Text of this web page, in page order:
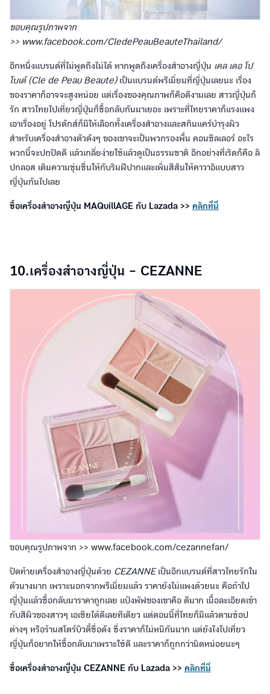
ขอบคุณรูปภาพจาก
>> www.facebook.com/CledePeauBeauteThailand/
อีกหนึ่งแบรนด์ที่ไม่พูดถึงไม่ได้ หากพูดถึงเครื่องสำอางญี่ปุ่น เคล เดอ โป
โบเต้ (Cle de Peau Beaute) เป็นแบรนด์พรีเมี่ยมที่ญี่ปุ่นเลยนะ เรื่อง
ของราคาก็อาจจะสูงหน่อย แต่เรื่องของคุณภาพก็คือดีงามเลย สาวญี่ปุ่นก็
รัก สาวไทยไปเที่ยวญี่ปุ่นก็ซื้อกลับกันมาเยอะ เพราะที่ไทยราคาก็แรงแพง
เอาเรื่องอยู่ โปรดักส์ก็มีให้เลือกทั้งเครื่องสำอางและสกินแคร์บำรุงผิว
สำหรับเครื่องสำอางตัวดังๆ ของเขาจะเป็นพวกรองพื้น คอนซีลเลอร์ อะไร
พวกนี้จะปกปิดดี แล้วเกลี่ยง่ายใช้แล้วดูเป็นธรรมชาติ อีกอย่างที่เริดก็คือ ลิ
ปกลอส เติมความชุ่มชื่นให้กับริมฝีปากและเพิ่มสีสันให้คาวาอิแบบสาว
ญี่ปุ่นกันไปเลย
ซื้อเครื่องสำอางญี่ปุ่น MAQuillAGE กับ Lazada >> คลิกที่นี่
10.เครื่องสำอางญี่ปุ่น - CEZANNE
ขอบคุณรูปภาพจาก >> www.facebook.com/cezannefan/
ปิดท้ายเครื่องสำอางญี่ปุ่นด้วย CEZANNEเป็นอีกแบรนด์ที่สาวไทยรักใน
ตัวนางมาก เพราะนอกจากพรีเมี่ยมแล้ว ราคายังไม่แพงด้วยนะ คือถ้าไป
ญี่ปุ่นแล้วซื้อกลับมาราคาถูกเลย แป้งพัฟของเขาคือ ดีมาก เนื้อละเอียดเข้า
กับสีผิวของสาวๆ เอเชียได้ดีเลยทีเดียว แต่ตอนนี้ที่ไทยก็มีแล้วตามช้อป
ต่างๆ หรือร้านสโตร์บิวตี้ชื่อดัง ซึ่งราคาก็ไม่หนีกันมาก แต่ยังไงไปเที่ยว
ญี่ปุ่นก็อยากให้ซื้อกลับมาเพราะใช้ดี และราคาก็ถูกกว่านิดหน่อยนะๆ
ซื้อเครื่องสำอางญี่ปุ่น CEZANNE กับ Lazada >> คลิกที่นี่